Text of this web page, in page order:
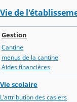
Vie de
Gestion
Cantine
menus de la cantine
Aides financières
Vie scolaire
L'attribution des casiers